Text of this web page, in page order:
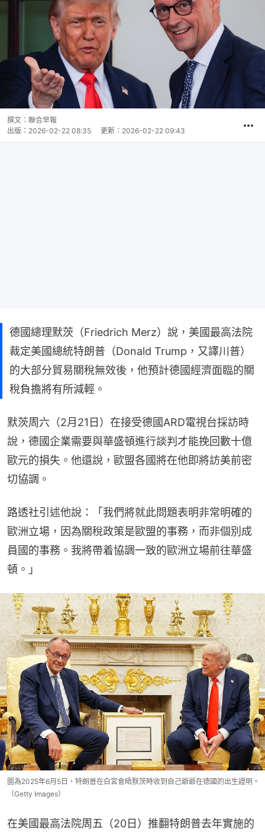
撰文： 聯合早報
出版： 2026-02-22 08:35 更新： 2026-02-22 09:43
德國總理默茨（Friedrich Merz）說，美國最高法院
裁定美國總統特朗普（Donald Trump，又譯川普）
的大部分貿易關稅無效後，他預計德國經濟面臨的關
稅負擔將有所減輕。
默茨周六（2月21日）在接受德國ARD電視台採訪時
說，德國企業需要與華盛頓進行談判才能挽回數十億
歐元的損失。他還說，歐盟各國將在他即將訪美前密
切協調。
路透社引述他說：「我們將就此問題表明非常明確的
歐洲立場，因為關稅政策是歐盟的事務，而非個別成
員國的事務。我將帶着協調一致的歐洲立場前往華盛
頓。」
圖為2025年6月5日，特朗普在白宮會晤默茨時收到自己爺爺在德國的出生證明。
（Getty Images）
在美國最高法院周五（20日）推翻特朗普去年實施的